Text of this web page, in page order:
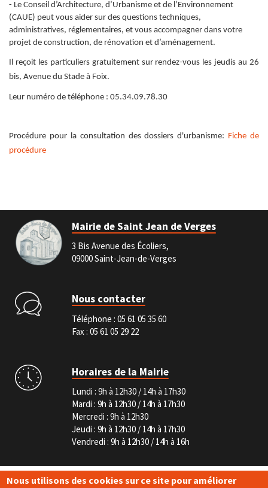
- Le Conseil d’Architecture, d’Urbanisme et de l’Environnement
(CAUE) peut vous aider sur des questions techniques,
administratives, réglementaires, et vous accompagner dans votre
projet de construction, de rénovation et d’aménagement.
Il reçoit les particuliers gratuitement sur rendez-vous les jeudis au 26
bis, Avenue du Stade à Foix.
Leur numéro de téléphone : 05.34.09.78.30
Procédure pour la consultation des dossiers d'urbanisme: Fiche de
procédure
Mairie de Saint Jean de Verges
3 Bis Avenue des Écoliers,
09000 Saint-Jean-de-Verges
Nous contacter
Téléphone : 05 61 05 35 60
Fax : 05 61 05 29 22
Horaires de la Mairie
Lundi : 9h à 12h30 / 14h à 17h30
Mardi : 9h à 12h30 / 14h à 17h30
Mercredi : 9h à 12h30
Jeudi : 9h à 12h30 / 14h à 17h30
Vendredi : 9h à 12h30 / 14h à 16h
Pied
de
Nous utilisons des cookies sur ce site pour améliorer